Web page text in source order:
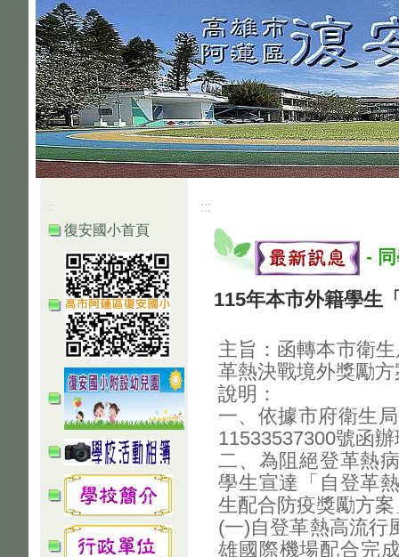
:::
復安國小首頁
:::
-
115年本市外籍學生
主旨：函轉本市衛
革熱決戰境外獎勵
說明：
一、依據市府衛生
11533537300號函
二、為阻絕登革熱
學生宣達「自登革
生配合防疫獎勵方
(一)自登革熱高流行
雄國際機場配合完